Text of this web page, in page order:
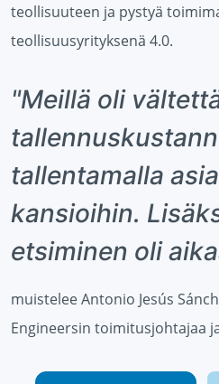
teollisuuteen ja pystyä
teollisuusyrityksenä 4.0.
"Meillä oli
tallentamalla
kansioihin.
etsiminen oli
muistelee Antonio Jesús
Engineersin toimitusjohtajaa